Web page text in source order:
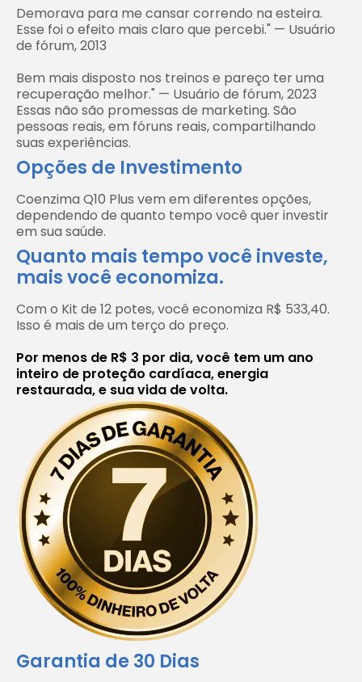
Demorava para me cansar correndo na esteira.
Esse foi o efeito mais claro que percebi." — Usuário
de fórum, 2013
Bem mais disposto nos treinos e pareço ter uma
recuperação melhor." — Usuário de fórum, 2023
Essas não são promessas de marketing. São
pessoas reais, em fóruns reais, compartilhando
suas experiências.
Opções de Investimento
Coenzima Q10 Plus vem em diferentes opções,
dependendo de quanto tempo você quer investir
em sua saúde.
Quanto mais tempo você investe,
mais você economiza.
Com o Kit de 12 potes, você economiza R$ 533,40.
Isso é mais de um terço do preço.
Por menos de R$ 3 por dia, você tem um ano
inteiro de proteção cardíaca, energia
restaurada, e sua vida de volta.
Garantia de 30 Dias